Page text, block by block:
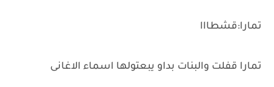
تمارا:قشطااا
تمارا قفلت والبنات بداو يبعتولها اسماء الاغانى